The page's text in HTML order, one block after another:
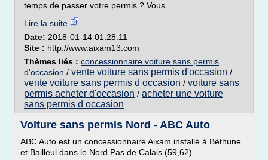
temps de passer votre permis ? Vous...
Lire la suite
Date: 2018-01-14 01:28:11
Site : http://www.aixam13.com
Thèmes liés : concessionnaire voiture sans permis
d'occasion / vente voiture sans permis d'occasion /
vente voiture sans permis d occasion / voiture sans
permis acheter d'occasion / acheter une voiture
sans permis d occasion
Voiture sans permis Nord - ABC Auto
ABC Auto est un concessionnaire Aixam installé à Béthune
et Bailleul dans le Nord Pas de Calais (59,62).